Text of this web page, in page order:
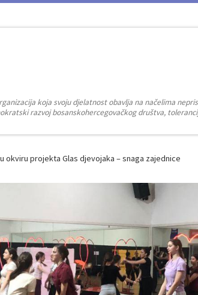
koja svoju djelatnost obavlja na načelima
razvoj bosanskohercegovačkog društva,
okviru projekta Glas djevojaka – snaga zajednice